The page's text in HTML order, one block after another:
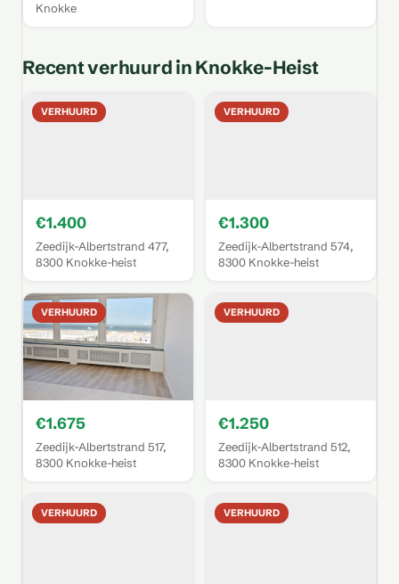
Knokke
Recent verhuurd in Knokke-Heist
VERHUURD
€1.400
Zeedijk-Albertstrand 477,
8300 Knokke-heist
VERHUURD
€1.300
Zeedijk-Albertstrand 574,
8300 Knokke-heist
VERHUURD
€1.675
Zeedijk-Albertstrand 517,
8300 Knokke-heist
VERHUURD
€1.250
Zeedijk-Albertstrand 512,
8300 Knokke-heist
VERHUURD VERHUURD